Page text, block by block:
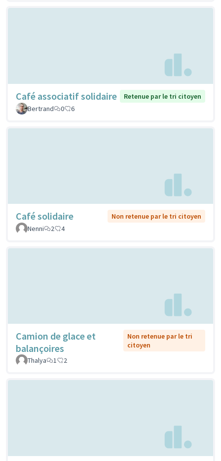
Café associatif solidaire
Retenue par le tri citoyen
Bertrand
0 6
Café solidaire
Non retenue par le tri citoyen
Nenni
2 4
Camion de glace et
balançoires
Non retenue par le tri
citoyen
Thalya
1 2